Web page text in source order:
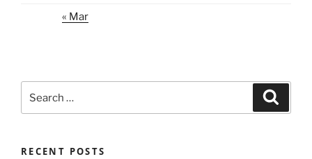
« Mar
for:
RECENT POSTS